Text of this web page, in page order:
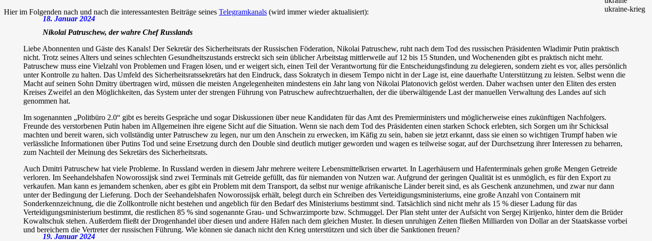
Hier im Folgenden nach und nach die interessantesten Beiträge seines Telegramkanals (wird immer wieder aktualisiert):
18. Januar 2024
Nikolai Patruschew, der wahre Chef Russlands
Liebe Abonnenten und Gäste des Kanals! Der Sekretär des Sicherheitsrats der Russischen Föderation, Nikolai Patruschew, ruht nach dem Tod des russischen Präsidenten Wladimir Putin praktisch
nicht. Trotz seines Alters und seines schlechten Gesundheitszustands erstreckt sich sein üblicher Arbeitstag mittlerweile auf 12 bis 15 Stunden, und Wochenenden gibt es praktisch nicht mehr.
Patruschew muss eine Vielzahl von Problemen und Fragen lösen, und er weigert sich, einen Teil der Verantwortung für die Entscheidungsfindung zu delegieren, sondern zieht es vor, alles persönlich
unter Kontrolle zu halten. Das Umfeld des Sicherheitsratssekretärs hat den Eindruck, dass Sokratych in diesem Tempo nicht in der Lage ist, eine dauerhafte Unterstützung zu leisten. Selbst wenn die
Macht auf seinen Sohn Dmitry übertragen wird, müssen die meisten Angelegenheiten mindestens ein Jahr lang von Nikolai Platonovich gelöst werden. Daher wachsen unter den Eliten des ersten
Kreises Zweifel an den Möglichkeiten, das System unter der strengen Führung von Patruschew aufrechtzuerhalten, der die überwältigende Last der manuellen Verwaltung des Landes auf sich
genommen hat.
Im sogenannten „Politbüro 2.0“ gibt es bereits Gespräche und sogar Diskussionen über neue Kandidaten für das Amt des Premierministers und möglicherweise eines zukünftigen Nachfolgers.
Freunde des verstorbenen Putin haben im Allgemeinen ihre eigene Sicht auf die Situation. Wenn sie nach dem Tod des Präsidenten einen starken Schock erlebten, sich Sorgen um ihr Schicksal
machten und bereit waren, sich vollständig unter Patruschew zu legen, nur um den Anschein zu erwecken, im Käfig zu sein, haben sie jetzt erkannt, dass sie einen so wichtigen Trumpf haben wie
verlässliche Informationen über Putins Tod und seine Ersetzung durch den Double sind deutlich mutiger geworden und wagen es teilweise sogar, auf der Durchsetzung ihrer Interessen zu beharren,
zum Nachteil der Meinung des Sekretärs des Sicherheitsrats.
Auch Dmitri Patruschew hat viele Probleme. In Russland werden in diesem Jahr mehrere weitere Lebensmittelkrisen erwartet. In Lagerhäusern und Hafenterminals gehen große Mengen Getreide
verloren. Im Seehandelshafen Noworossijsk sind zwei Terminals mit Getreide gefüllt, das für niemanden von Nutzen war. Aufgrund der geringen Qualität ist es unmöglich, es für den Export zu
verkaufen. Man kann es jemandem schenken, aber es gibt ein Problem mit dem Transport, da selbst nur wenige afrikanische Länder bereit sind, es als Geschenk anzunehmen, und zwar nur dann
unter der Bedingung der Lieferung. Doch der Seehandelshafen Noworossijsk erhält, belegt durch ein Schreiben des Verteidigungsministeriums, eine große Anzahl von Containern mit
Sonderkennzeichnung, die die Zollkontrolle nicht bestehen und angeblich für den Bedarf des Ministeriums bestimmt sind. Tatsächlich sind nicht mehr als 15 % dieser Ladung für das
Verteidigungsministerium bestimmt, die restlichen 85 % sind sogenannte Grau- und Schwarzimporte bzw. Schmuggel. Der Plan steht unter der Aufsicht von Sergej Kirijenko, hinter dem die Brüder
Kowaltschuk stehen. Außerdem fließt der Drogenhandel über diesen und andere Häfen nach dem gleichen Muster. In diesen unruhigen Zeiten fließen Milliarden von Dollar an der Staatskasse vorbei
und bereichern die Vertreter der russischen Führung. Wie können sie danach nicht den Krieg unterstützen und sich über die Sanktionen freuen?
19. Januar 2024